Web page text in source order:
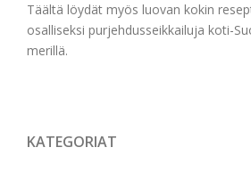
Täältä löydät myös luovan kokin
osalliseksi purjehdusseikkailuja koti-
merillä.
KATEGORIAT